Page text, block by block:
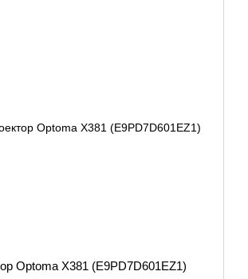
Optoma X381 (E9PD7D601EZ1)